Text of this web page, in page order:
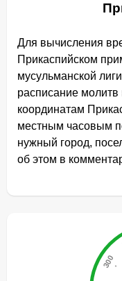
Для вычисления
Прикаспийском
мусульманской
расписание молитв
координатам
местным часовым
нужный город,
об этом в